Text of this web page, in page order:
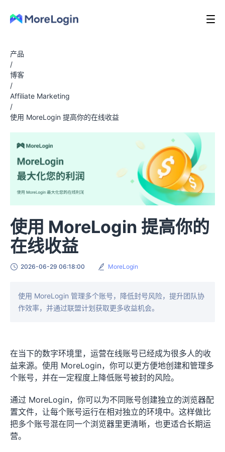
产品
/
博客
/
Affiliate Marketing
/
使用 MoreLogin 提高你的在线收益
使用 MoreLogin 提高你的
在线收益
2026-06-29 06:18:00 MoreLogin
使用 MoreLogin 管理多个账号，降低封号风险，提升团队协
作效率，并通过联盟计划获取更多收益机会。
在当下的数字环境里，运营在线账号已经成为很多人的收
益来源。使用 MoreLogin，你可以更方便地创建和管理多
个账号，并在一定程度上降低账号被封的风险。
通过 MoreLogin，你可以为不同账号创建独立的浏览器配
置文件，让每个账号运行在相对独立的环境中。这样做比
把多个账号混在同一个浏览器里更清晰，也更适合长期运
营。